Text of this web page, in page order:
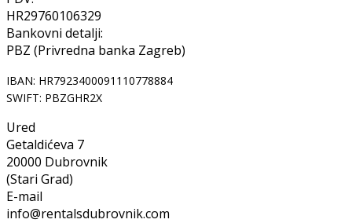
HR29760106329
Bankovni detalji:
PBZ (Privredna banka Zagreb)
IBAN: HR7923400091110778884
SWIFT: PBZGHR2X
Ured
Getaldićeva 7
20000 Dubrovnik
(Stari Grad)
E-mail
info@rentalsdubrovnik.com